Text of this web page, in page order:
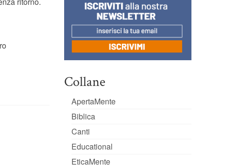
Collane
ApertaMente
Biblica
Canti
Educational
EticaMente